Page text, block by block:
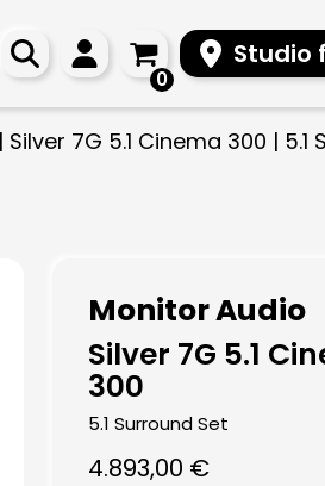
0
Studio
7G 5.1 Cinema 300 | 5.1
Monitor Audio
Silver 7G 5.1
300
5.1 Surround Set
4.893,00 €